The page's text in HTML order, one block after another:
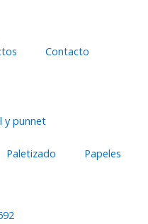
Contacto
y punnet
Paletizado Papeles